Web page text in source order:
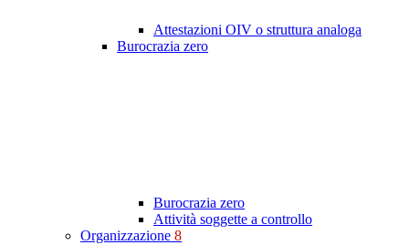
Attestazioni OIV o struttura analoga
Burocrazia zero
Burocrazia zero
Attività soggette a controllo
Organizzazione 8